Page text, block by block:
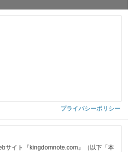
プライバシーポリシー
サイト『kingdomnote.com』（以下「本